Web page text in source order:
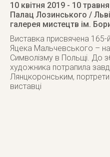
10 квітня 2019 - 10
Палац Лозинського /
галерея мистецтв ім.
Виставка присвячена 165-
Яцека Мальчевського –
Символізму в Польщі. До
художника потрапила
Лянцкоронським,
виставці